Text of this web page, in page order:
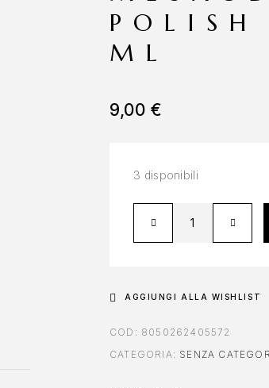
ML
9,00€
3 disponibili
AGGIUNGI ALLA WISHLIST
COD: 8050262405572
CATEGORIA: SENZA